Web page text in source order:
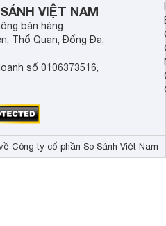
VIỆT NAM
bán hàng
Thổ Quan, Đống Đa,
số 0106373516,
Công ty cổ phần So Sánh Việt Nam